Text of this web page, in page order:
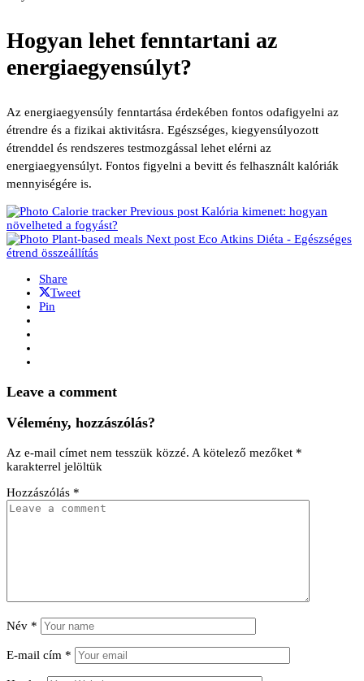
Hogyan lehet fenntartani az
energiaegyensúlyt?
Az energiaegyensúly fenntartása érdekében fontos odafigyelni az
étrendre és a fizikai aktivitásra. Egészséges, kiegyensúlyozott
étrenddel és rendszeres testmozgással lehet elérni az
energiaegyensúlyt. Fontos figyelni a bevitt és felhasznált kalóriák
mennyiségére is.
Previous post Kalória kimenet: hogyan
növelheted a fogyást?
Next post Eco Atkins Diéta - Egészséges
étrend összeállítás
Share
Tweet
Pin
Leave a comment
Vélemény, hozzászólás?
Az e-mail címet nem tesszük közzé. A kötelező mezőket *
karakterrel jelöltük
Hozzászólás *
Név *
E-mail cím *